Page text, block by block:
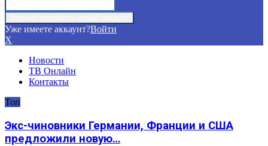
Уже имеете аккаунт?Войти
X
Новости
ТВ Онлайн
Контакты
Топ
Экс-чиновники Германии, Франции и США
предложили новую…